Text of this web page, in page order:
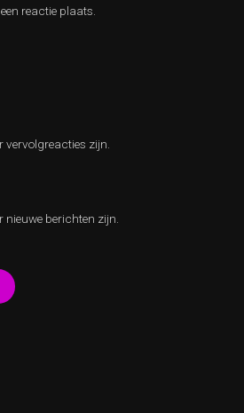
reactie plaats.
vervolgreacties zijn.
berichten zijn.